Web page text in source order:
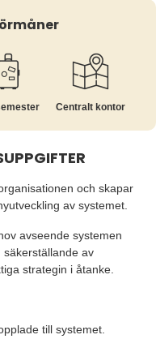
Centralt kontor
och skapar
av systemet.
avseende systemen
säkerställande av
strategin i åtanke.
till systemet.